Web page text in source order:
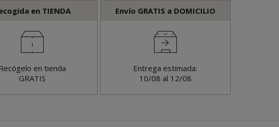
en TIENDA
en tienda
GRATIS
Envío GRATIS a DOMICILIO
Entrega estimada:
10/08 al 12/08